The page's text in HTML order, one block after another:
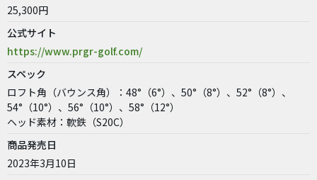
25,300円
公式サイト
https://www.prgr-golf.com/
スペック
ロフト角（バウンス角）：48°（6°）、50°（8°）、52°（8°）、
54°（10°）、56°（10°）、58°（12°）
ヘッド素材：軟鉄（S20C）
商品発売日
2023年3月10日